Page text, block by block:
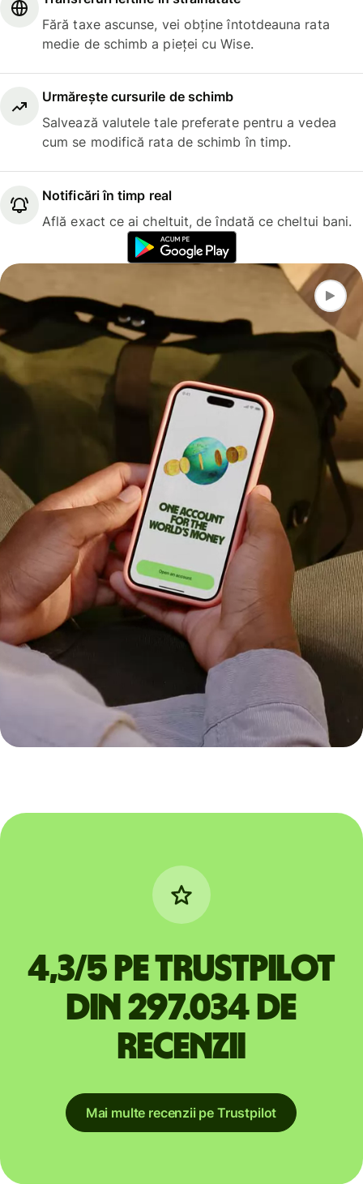
Fără taxe ascunse, vei obține întotdeauna rata
medie de schimb a pieței cu Wise.
Urmărește cursurile de schimb
Salvează valutele tale preferate pentru a vedea
cum se modifică rata de schimb în timp.
Notificări în timp real
Află exact ce ai cheltuit, de îndată ce cheltui bani.
4,3/5 pe Trustpilot
din 297.034 de
recenzii
Mai multe recenzii pe Trustpilot